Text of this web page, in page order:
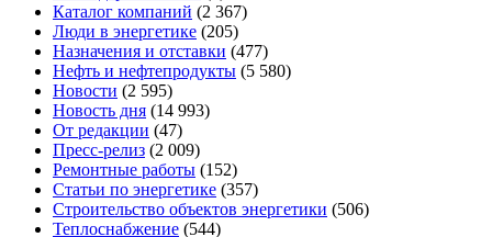
Каталог компаний (2 367)
Люди в энергетике (205)
Назначения и отставки (477)
Нефть и нефтепродукты (5 580)
Новости (2 595)
Новость дня (14 993)
От редакции (47)
Пресс-релиз (2 009)
Ремонтные работы (152)
Статьи по энергетике (357)
Строительство объектов энергетики (506)
Теплоснабжение (544)